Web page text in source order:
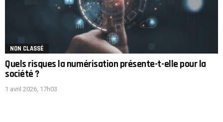
NON CLASSÉ
Quels risques la numérisation présente-t-elle pour la
société ?
1 avril 2026, 17h03